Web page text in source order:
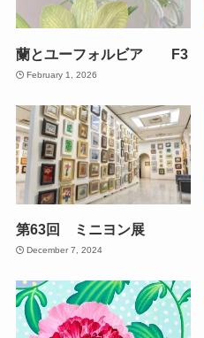
蘭とユーフォルビア F3
February 1, 2026
第63回 ミニヨン展
December 7, 2024